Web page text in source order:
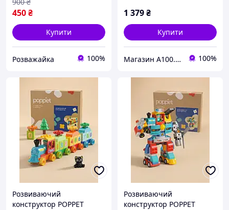
450₴
Купити
Розважайка 100%
1 379₴
Купити
Магазин A100.PROM.UA 100%
Розвиваючий
конструктор POPPET
Розвиваючий
конструктор POPPET